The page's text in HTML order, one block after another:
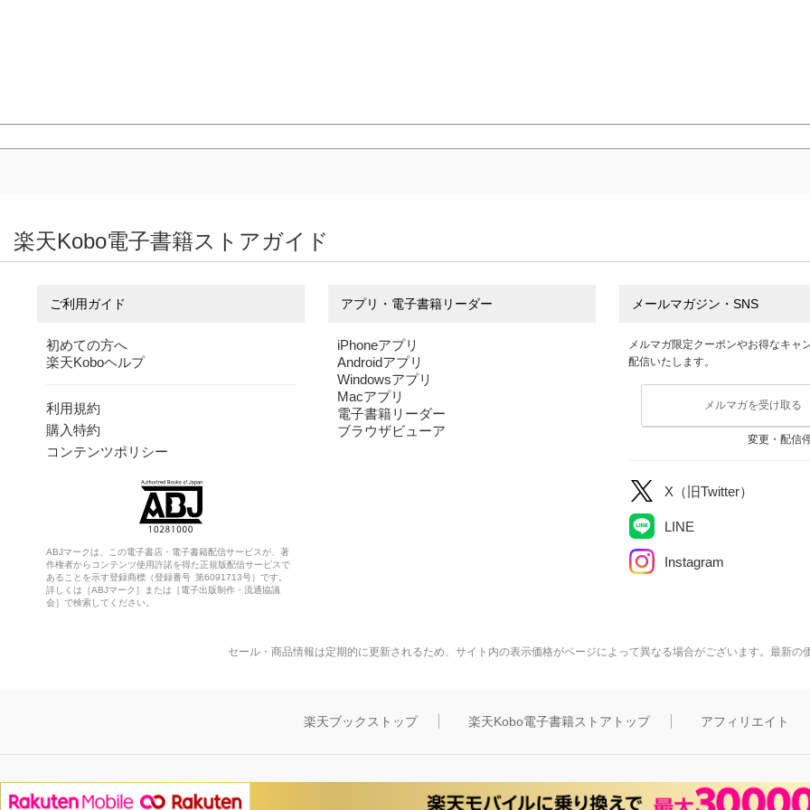
楽天Kobo電子書籍ストアガイド
ご利用ガイド
初めての方へ
楽天Koboヘルプ
利用規約
購入特約
コンテンツポリシー
ABJマークは、この電子書店・電子書籍配信サービスが、著
作権者からコンテンツ使用許諾を得た正規版配信サービスで
あることを示す登録商標（登録番号 第6091713号）です。
詳しくは［ABJマーク］または［電子出版制作・流通協議
会］で検索してください。
アプリ・電子書籍リーダー
iPhoneアプリ
Androidアプリ
Windowsアプリ
Macアプリ
電子書籍リーダー
ブラウザビューア
メールマガジン・SNS
メルマガ限定クーポンやお得なキャ
配信いたします。
メルマガを受け取る
変更・配信
X（旧Twitter）
LINE
Instagram
セール・商品情報は定期的に更新されるため、サイト内の表示価格がページによって異なる場合がございます。最新の
楽天ブックストップ 楽天Kobo電子書籍ストアトップ アフィリエイト